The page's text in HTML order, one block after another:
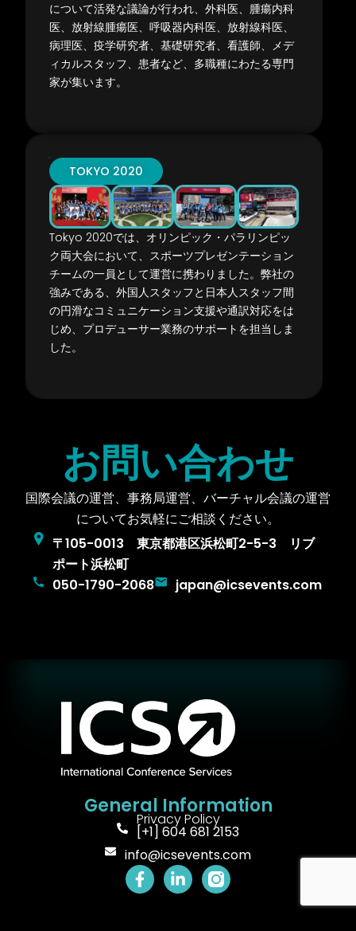
について活発な議論が行われ、外科医、腫瘍内科
医、 放射線腫瘍医、呼吸器内科医、放射線科医、
病理医、疫学研究者、基礎研究者、看護師、メデ
ィカルスタッフ、患者など、多職種にわたる専門
家が集います。
TOKYO 2020
Tokyo 2020では、オリンピック・パラリンピッ
ク両大会において、スポーツプレゼンテーション
チームの一員として運営に携わりました。弊社の
強みである、 外国人スタッフと日本人スタッフ間
の円滑なコミュニケーション支援や通訳対応をは
じめ、プロデューサー業務のサポートを担当しま
した。
お問い合わせ
国際会議の運営、事務局運営、バーチャル会議の運営
についてお気軽にご相談ください。
〒105-0013 東京都港区浜松町2-5-3 リブ
ポート浜松町
050-1790-2068
japan@icsevents.com
General Information
Privacy Policy
[+1] 604 681 2153
info@icsevents.com
F
a
L
i